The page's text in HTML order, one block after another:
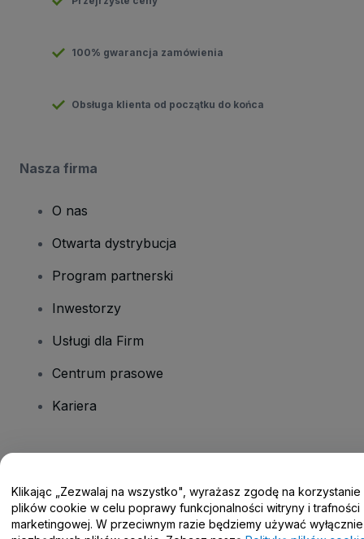
100% gwarancja zamówienia
Obsługa klienta od początku do końca
Nasza firma
O nas
Otwarta dystrybucja
Program partnerski
Inwestorzy
Usługi dla Firm
Centrum prasowe
Kariera
Centrum pomocy / Skontaktuj się z nami
Klikając „Zezwalaj na wszystko", wyrażasz zgodę na korzystanie
plików cookie w celu poprawy funkcjonalności witryny i trafności
marketingowej. W przeciwnym razie będziemy używać wyłącznie